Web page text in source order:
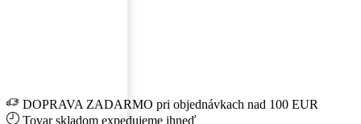
DOPRAVA ZADARMO pri objednávkach nad 100 EUR
Tovar skladom expedujeme ihneď